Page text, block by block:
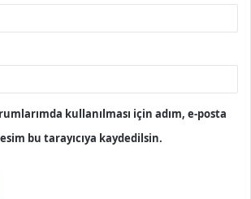
kullanılması için adım, e-posta
bu tarayıcıya kaydedilsin.